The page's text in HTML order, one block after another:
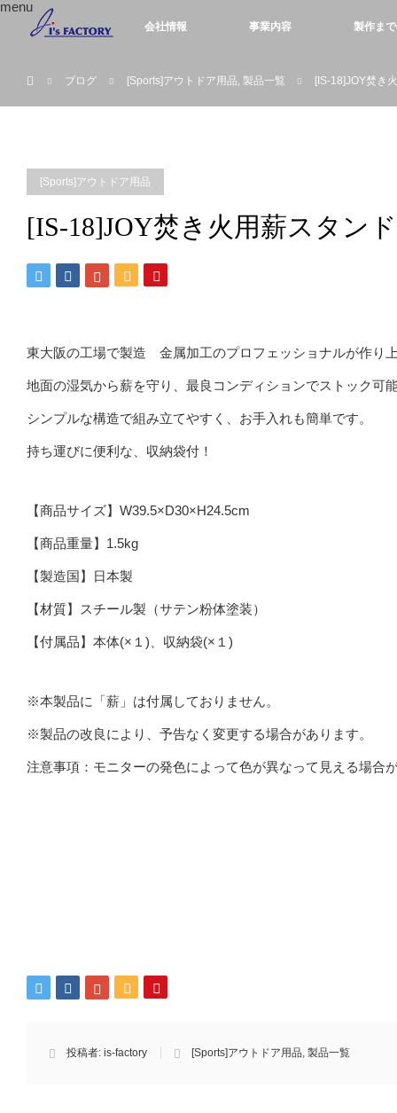
menu
会社情報 事業内容 製作ま
ブログ
[Sports]アウトドア用品, 製品一覧 [IS-18]JOY焚き
[Sports]アウトドア用品
[IS-18]JOY焚き火用薪スタンド
東大阪の工場で製造 金属加工のプロフェッショナルが作り
地面の湿気から薪を守り、最良コンディションでストック可
シンプルな構造で組み立てやすく、お手入れも簡単です。
持ち運びに便利な、収納袋付！
【商品サイズ】W39.5×D30×H24.5cm
【商品重量】1.5kg
【製造国】日本製
【材質】スチール製（サテン粉体塗装）
【付属品】本体(×１)、収納袋(×１)
※本製品に「薪」は付属しておりません。
※製品の改良により、予告なく変更する場合があります。
注意事項：モニターの発色によって色が異なって見える場合
投稿者: is-factory [Sports]アウトドア用品, 製品一覧